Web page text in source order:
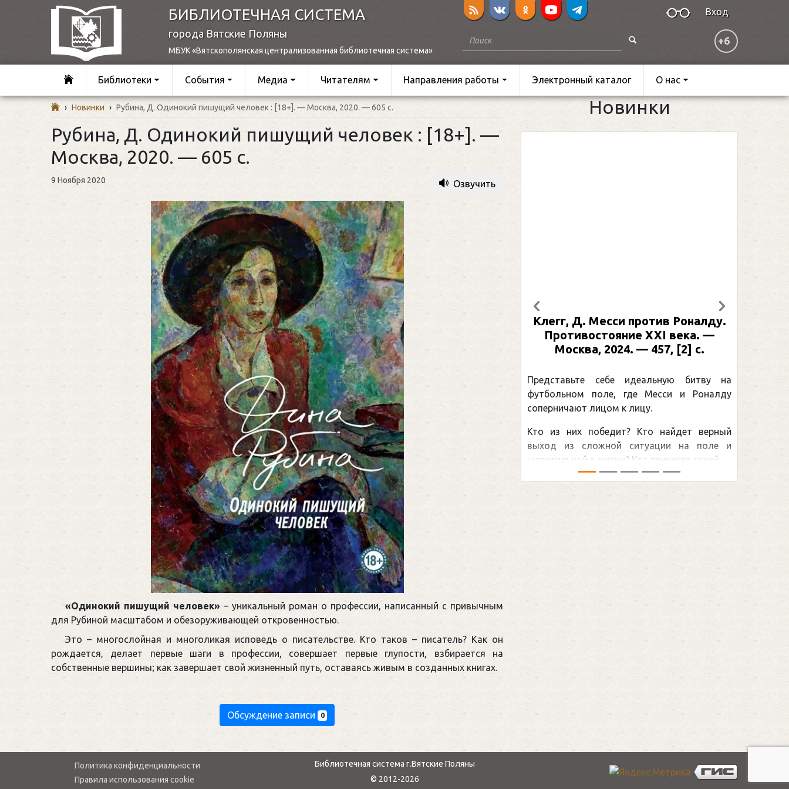
БИБЛИОТЕЧНАЯ СИСТЕМА
города Вятские Поляны
МБУК «Вятскополянская централизованная библиотечная система»
Вход
+6
Библиотеки События Медиа Читателям Направления работы Электронный каталог О нас
› Новинки › Рубина, Д. Одинокий пишущий человек : [18+]. — Москва, 2020. — 605 c.
Рубина, Д. Одинокий пишущий человек : [18+]. —
Москва, 2020. — 605 c.
9 Ноября 2020 Озвучить
«Одинокий пишущий человек» – уникальный роман о профессии, написанный с привычным
для Рубиной масштабом и обезоруживающей откровенностью.
Это – многослойная и многоликая исповедь о писательстве. Кто таков – писатель? Как он
рождается, делает первые шаги в профессии, совершает первые глупости, взбирается на
собственные вершины; как завершает свой жизненный путь, оставаясь живым в созданных книгах.
Обсуждение записи 0
Новинки
Клегг, Д. Месси против Роналду.
Противостояние XXI века. —
Москва, 2024. — 457, [2] с.
Представьте себе идеальную битву на
футбольном поле, где Месси и Роналду
соперничают лицом к лицу.
Кто из них победит? Кто найдет верный
выход из сложной ситуации на поле и
щепетильной в жизни? Кто принесет своей ...
Предыдущий Следующий
Политика конфиденциальности
Правила использования cookie
Библиотечная система г.Вятские Поляны
© 2012-2026